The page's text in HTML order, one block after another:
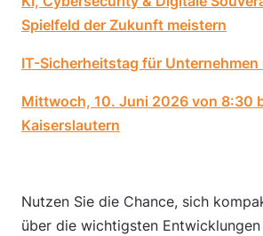
Spielfeld der Zukunft meistern
IT-Sicherheitstag für Unternehmen
Mittwoch, 10. Juni 2026 von 8:30
Kaiserslautern
Nutzen Sie die Chance, sich
über die wichtigsten Entwicklungen